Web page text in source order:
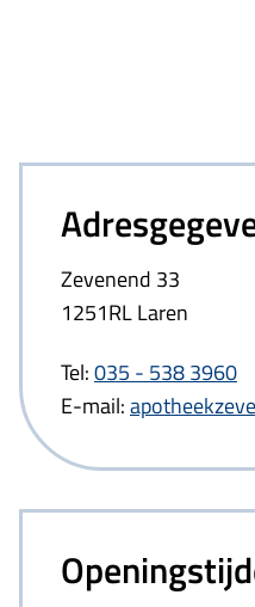
Zevenend 33
1251RL Laren
Tel:035 - 538 3960
E-mail: